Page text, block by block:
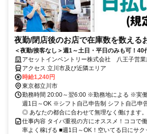
夜勤/閉店後のお店で在庫数を数える
＜夜勤/接客なし＞週1～土日・平日のみも可！40
アセットインベントリー株式会社 八王子営
ア管轄
アクセス 立川市及び近隣エリア
時給1,240円
東京都立川市
勤務時間 20:00～翌6:00 ※勤務地による ※実
週1日～OK ※シフト自己申告制 シフト自己申
◎ あなたの都合に合わせて無理なく働けます
仕事内容 タイパ重視の方にオススメ！ココで
率よく稼げる ■週1日～OK！空いてる日にサ